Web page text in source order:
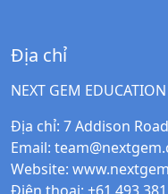
Địa chỉ
NEXT GEM
Địa chỉ: 7 Addison
Email:
Website: